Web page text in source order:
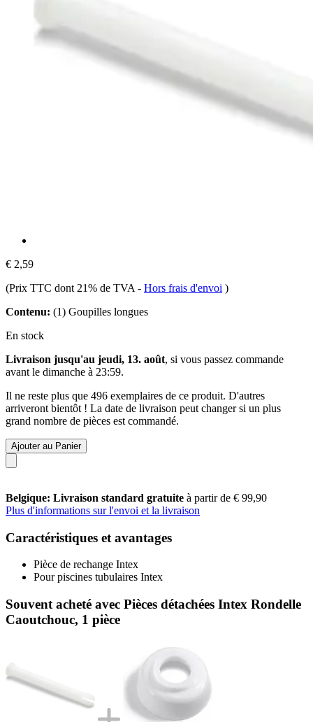
€ 2,59
(Prix TTC dont 21% de TVA - Hors frais d'envoi )
Contenu: (1) Goupilles longues
En stock
Livraison jusqu'au jeudi, 13. août, si vous passez commande
avant le dimanche à 23:59.
Il ne reste plus que 496 exemplaires de ce produit. D'autres
arriveront bientôt ! La date de livraison peut changer si un plus
grand nombre de pièces est commandé.
Ajouter au Panier
Belgique: Livraison standard gratuite à partir de € 99,90
Plus d'informations sur l'envoi et la livraison
Caractéristiques et avantages
Pièce de rechange Intex
Pour piscines tubulaires Intex
Souvent acheté avec Pièces détachées Intex Rondelle
Caoutchouc, 1 pièce